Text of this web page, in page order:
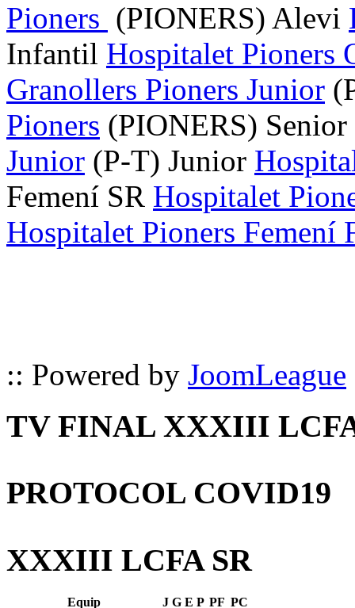
Pioners (PIONERS) Alevi
Infantil Hospitalet Pioners
Granollers Pioners Junior
Pioners (PIONERS) Senior
Junior (P-T) Junior
Femení SR Hospitalet
Hospitalet Pioners Femení
:: Powered by JoomLeague
TV FINAL XXXIII
PROTOCOL COVID19
XXXIII LCFA SR
Equip J G E P PF PC